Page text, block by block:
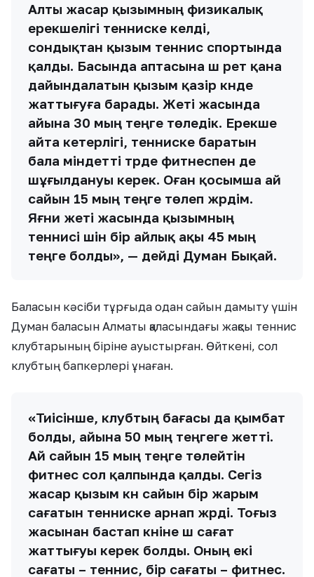
Алты жасар қызымның физикалық
ерекшелігі тенниске келді,
сондықтан қызым теннис спортында
қалды. Басында аптасына үш рет қана
дайындалатын қызым қазір күнде
жаттығуға барады. Жеті жасында
айына 30 мың теңге төледік. Ерекше
айта кетерлігі, тенниске баратын
бала міндетті түрде фитнеспен де
шұғылдануы керек. Оған қосымша ай
сайын 15 мың теңге төлеп жүрдім.
Яғни жеті жасында қызымның
теннисі үшін бір айлық ақы 45 мың
теңге болды», — дейді Думан Бықай.
Баласын кәсіби тұрғыда одан сайын дамыту үшін
Думан баласын Алматы қаласындағы жақсы теннис
клубтарының біріне ауыстырған. Өйткені, сол
клубтың бапкерлері ұнаған.
«Тиісінше, клубтың бағасы да қымбат
болды, айына 50 мың теңгеге жетті.
Ай сайын 15 мың теңге төлейтін
фитнес сол қалпында қалды. Сегіз
жасар қызым күн сайын бір жарым
сағатын тенниске арнап жүрді. Тоғыз
жасынан бастап күніне үш сағат
жаттығуы керек болды. Оның екі
сағаты – теннис, бір сағаты – фитнес.